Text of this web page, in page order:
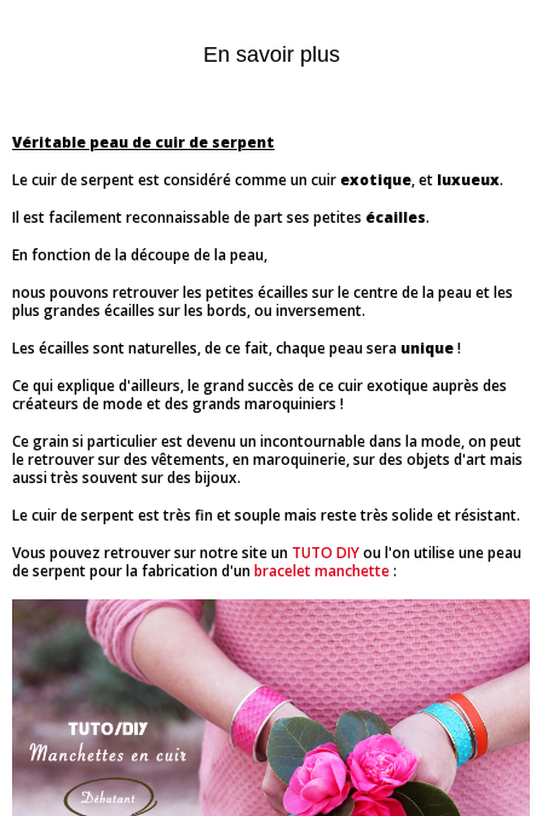
En savoir plus
Véritable peau de cuir de serpent
Le cuir de serpent est considéré comme un cuir exotique, et luxueux.
Il est facilement reconnaissable de part ses petites écailles.
En fonction de la découpe de la peau,
nous pouvons retrouver les petites écailles sur le centre de la peau et les
plus grandes écailles sur les bords, ou inversement.
Les écailles sont naturelles, de ce fait, chaque peau sera unique!
Ce qui explique d'ailleurs, le grand succès de ce cuir exotique auprès des
créateurs de mode et des grands maroquiniers !
Ce grain si particulier est devenu un incontournable dans la mode, on peut
le retrouver sur des vêtements, en maroquinerie, sur des objets d'art mais
aussi très souvent sur des bijoux.
Le cuir de serpent est très fin et souple mais reste très solide et résistant.
Vous pouvez retrouver sur notre site un TUTO DIYou l'on utilise une peau
de serpent pour la fabrication d'unbracelet manchette: